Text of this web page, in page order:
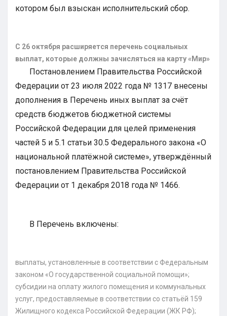
котором был взыскан исполнительский сбор.
С 26 октября расширяется перечень социальных
выплат, которые должны зачисляться на карту «Мир»
Постановлением Правительства Российской
Федерации от 23 июля 2022 года № 1317 внесены
дополнения в Перечень иных выплат за счёт
средств бюджетов бюджетной системы
Российской Федерации для целей применения
частей 5 и 5.1 статьи 30.5 Федерального закона «О
национальной платёжной системе», утверждённый
постановлением Правительства Российской
Федерации от 1 декабря 2018 года № 1466.
В Перечень включены:
выплаты, установленные в соответствии с Федеральным
законом «О государственной социальной помощи»;
субсидии на оплату жилого помещения и коммунальных
услуг, предоставляемые в соответствии со статьёй 159
Жилищного кодекса Российской Федерации (ЖК РФ);